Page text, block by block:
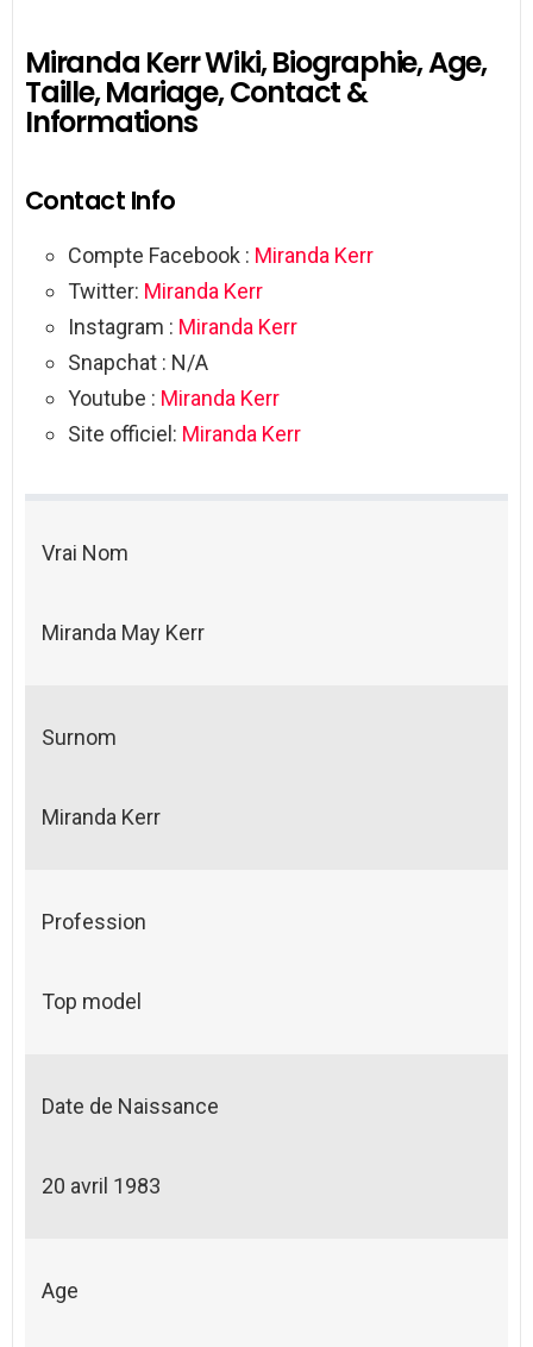
Miranda Kerr Wiki, Biographie, Age,
Taille, Mariage, Contact &
Informations
Contact Info
Compte Facebook : Miranda Kerr
Twitter: Miranda Kerr
Instagram : Miranda Kerr
Snapchat : N/A
Youtube : Miranda Kerr
Site officiel: Miranda Kerr
Vrai Nom
Miranda May Kerr
Surnom
Miranda Kerr
Profession
Top model
Date de Naissance
20 avril 1983
Age